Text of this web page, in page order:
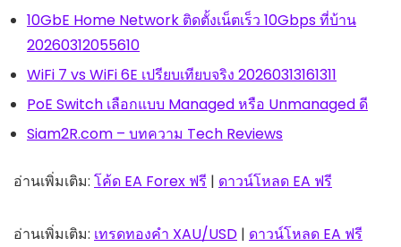
10GbE Home Network ติดตั้งเน็ตเร็ว 10Gbps ที่บ้าน
20260312055610
WiFi 7 vs WiFi 6E เปรียบเทียบจริง 20260313161311
PoE Switch เลือกแบบ Managed หรือ Unmanaged ดี
Siam2R.com – บทความ Tech Reviews
อ่านเพิ่มเติม: โค้ด EA Forex ฟรี | ดาวน์โหลด EA ฟรี
อ่านเพิ่มเติม: เทรดทองคำ XAU/USD | ดาวน์โหลด EA ฟรี